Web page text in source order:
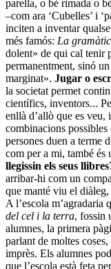
parella, o bé rimada o
–com ara ‘Cubelles’ i
inciten a inventar
més famós: La
dolent» de qui cal tenir
permanentment, sinó
marginat». Jugar o
la societat permet
científics, inventors...
enllà d’allò que es
combinacions possibles
persones duen a terme
com per a mi, també és
llegissin els seus
arribar-hi com un
que manté viu el
A l’escola m’agradaria
del cel i la terra, fossin
alumnes, la primera
parlant de moltes
imprès. Els alumnes
que l’escola està feta